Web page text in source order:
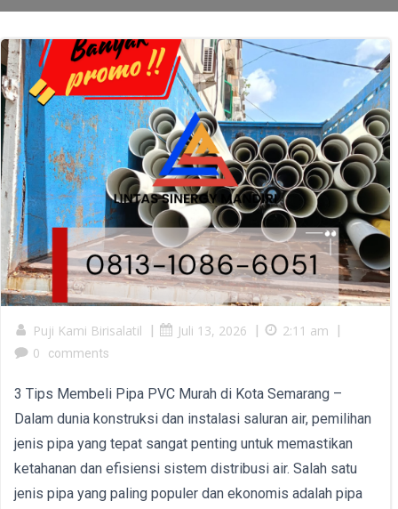
Puji Kami Birisalatil | Juli 13, 2026 | 2:11 am
|
0
comments
3 Tips Membeli Pipa PVC Murah di Kota Semarang –
Dalam dunia konstruksi dan instalasi saluran air, pemilihan
jenis pipa yang tepat sangat penting untuk memastikan
ketahanan dan efisiensi sistem distribusi air. Salah satu
jenis pipa yang paling populer dan ekonomis adalah pipa